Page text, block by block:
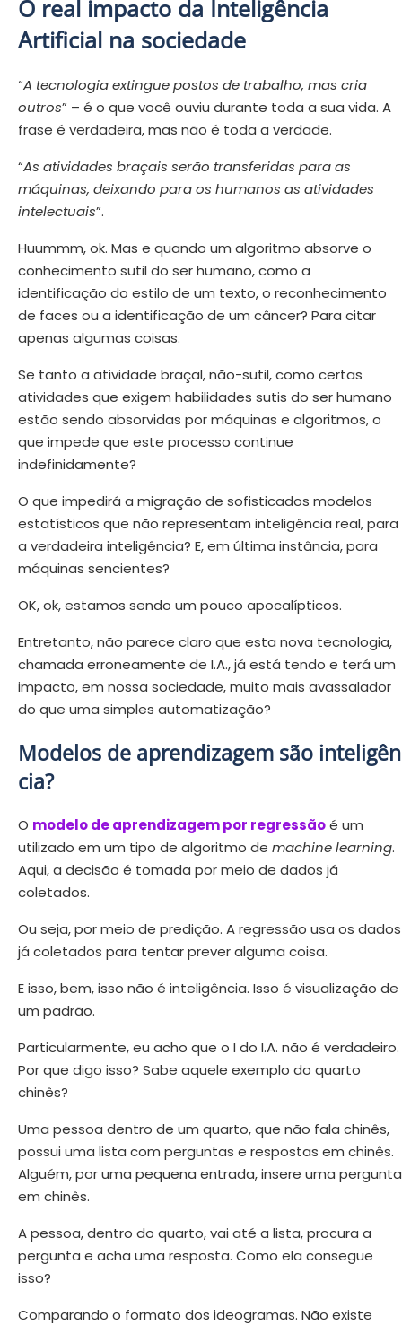
O real impacto da Inteligência
Artificial na sociedade
“A tecnologia extingue postos de trabalho, mas cria
outros” – é o que você ouviu durante toda a sua vida. A
frase é verdadeira, mas não é toda a verdade.
“As atividades braçais serão transferidas para as
máquinas, deixando para os humanos as atividades
intelectuais”.
Huummm, ok. Mas e quando um algoritmo absorve o
conhecimento sutil do ser humano, como a
identificação do estilo de um texto, o reconhecimento
de faces ou a identificação de um câncer? Para citar
apenas algumas coisas.
Se tanto a atividade braçal, não-sutil, como certas
atividades que exigem habilidades sutis do ser humano
estão sendo absorvidas por máquinas e algoritmos, o
que impede que este processo continue
indefinidamente?
O que impedirá a migração de sofisticados modelos
estatísticos que não representam inteligência real, para
a verdadeira inteligência? E, em última instância, para
máquinas sencientes?
OK, ok, estamos sendo um pouco apocalípticos.
Entretanto, não parece claro que esta nova tecnologia,
chamada erroneamente de I.A., já está tendo e terá um
impacto, em nossa sociedade, muito mais avassalador
do que uma simples automatização?
Modelos de aprendizagem são inteligên
cia?
O modelo de aprendizagem por regressãoé um
utilizado em um tipo de algoritmo de machine learning.
Aqui, a decisão é tomada por meio de dados já
coletados.
Ou seja, por meio de predição. A regressão usa os dados
já coletados para tentar prever alguma coisa.
E isso, bem, isso não é inteligência. Isso é visualização de
um padrão.
Particularmente, eu acho que o I do I.A. não é verdadeiro.
Por que digo isso? Sabe aquele exemplo do quarto
chinês?
Uma pessoa dentro de um quarto, que não fala chinês,
possui uma lista com perguntas e respostas em chinês.
Alguém, por uma pequena entrada, insere uma pergunta
em chinês.
A pessoa, dentro do quarto, vai até a lista, procura a
pergunta e acha uma resposta. Como ela consegue
isso?
Comparando o formato dos ideogramas. Não existe